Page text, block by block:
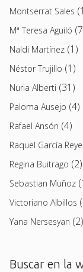
Montserrat Sales
Mª Teresa Aguiló
Naldi Martínez (1)
Néstor Trujillo (1)
Nuria Alberti (31)
Paloma Ausejo (4)
Rafael Ansón (4)
Raquel García
Regina Buitrago (2)
Sebastian Muñoz
Victoriano Albillos
Yana Nersesyan (2)
Buscar en la